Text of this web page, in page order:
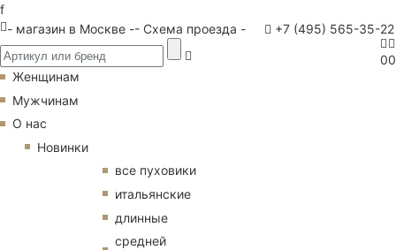
f
- магазин в Москве -- Схема проезда - +7 (495) 565-35-22
00
Женщинам
Мужчинам
О нас
Новинки
все пуховики
итальянские
длинные
средней